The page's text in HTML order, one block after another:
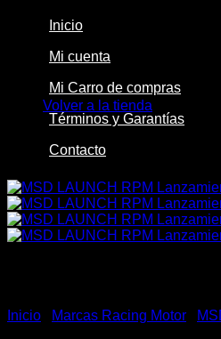
Volver a la tienda
Inicio
Mi cuenta
Mi Carro de compras
Términos y Garantías
Contacto
Inicio Marcas Racing Motor